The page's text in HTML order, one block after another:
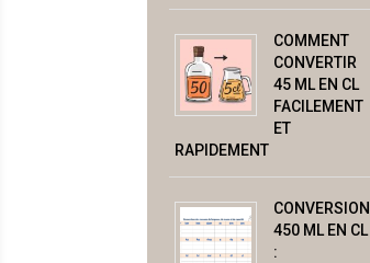
COMMENT
CONVERTIR
45 ML EN CL
FACILEMENT
ET
RAPIDEMENT
CONVERSION
450 ML EN CL
: